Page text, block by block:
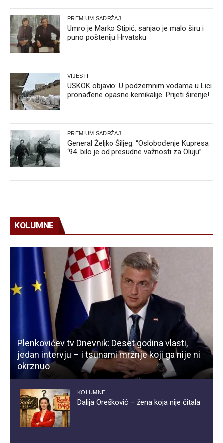
PREMIUM SADRŽAJ
Umro je Marko Stipić, sanjao je malo širu i
puno pošteniju Hrvatsku
VIJESTI
USKOK objavio: U podzemnim vodama u Lici
pronađene opasne kemikalije. Prijeti širenje!
PREMIUM SADRŽAJ
General Željko Šiljeg: “Oslobođenje Kupresa
‘94. bilo je od presudne važnosti za Oluju”
KOLUMNE
Plenkovićev tv Dnevnik: Deset godina vlasti,
jedan intervju – i tsunami mržnje koji ga nije ni
okrznuo
KOLUMNE
Dalija Orešković – žena koja nije čitala